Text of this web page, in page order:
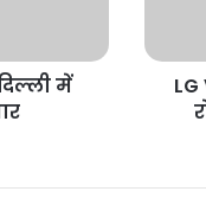
में